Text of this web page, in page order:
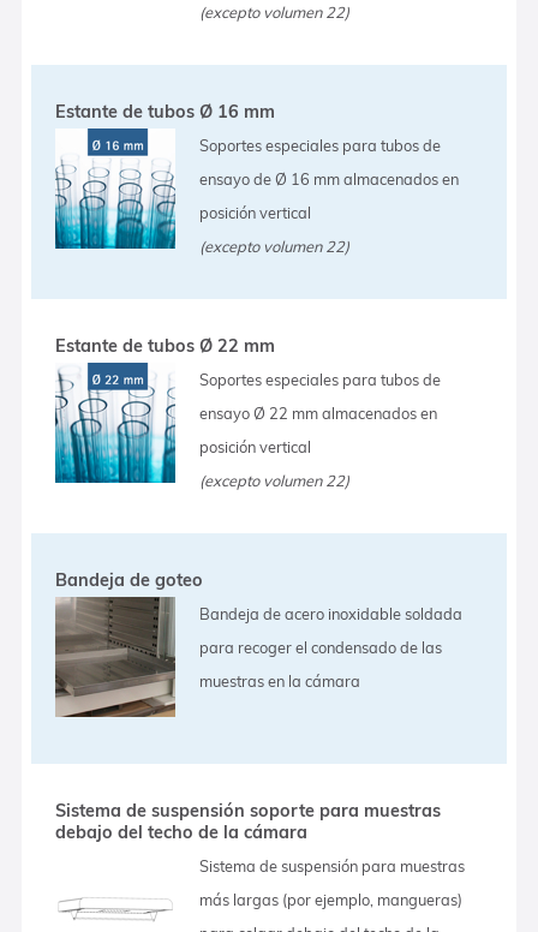
(excepto volumen 22)
Estante de tubos Ø 16 mm
Soportes especiales para tubos de
ensayo de Ø 16 mm almacenados en
posición vertical
(excepto volumen 22)
Estante de tubos Ø 22 mm
Soportes especiales para tubos de
ensayo Ø 22 mm almacenados en
posición vertical
(excepto volumen 22)
Bandeja de goteo
Bandeja de acero inoxidable soldada
para recoger el condensado de las
muestras en la cámara
Sistema de suspensión soporte para muestras
debajo del techo de la cámara
Sistema de suspensión para muestras
más largas (por ejemplo, mangueras)